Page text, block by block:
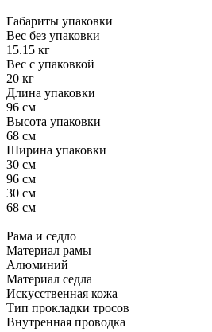
Габариты упаковки
Вес без упаковки
15.15 кг
Вес с упаковкой
20 кг
Длина упаковки
96 см
Высота упаковки
68 см
Ширина упаковки
30 см
96 см
30 см
68 см
Рама и седло
Материал рамы
Алюминий
Материал седла
Искусственная кожа
Тип прокладки тросов
Внутренная проводка